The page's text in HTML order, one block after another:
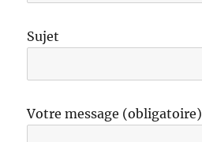
Sujet
Votre message (obligatoire)